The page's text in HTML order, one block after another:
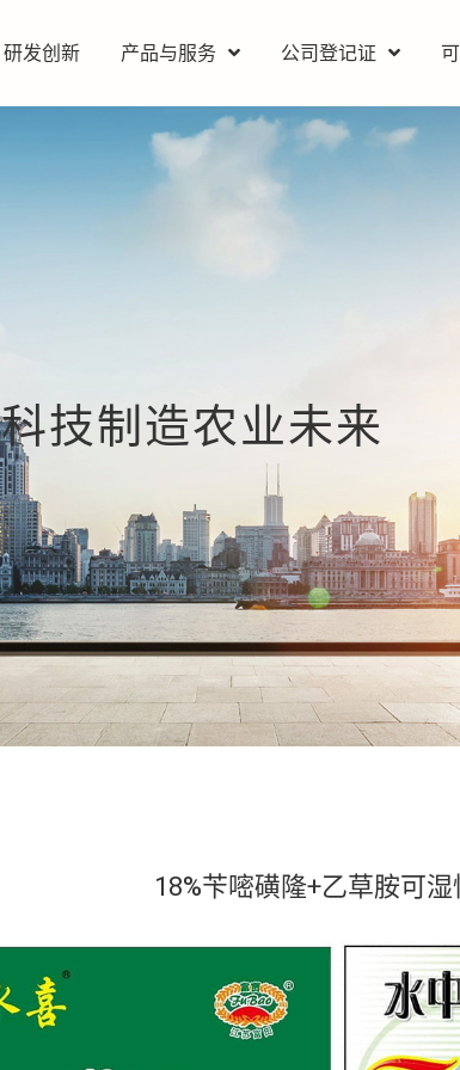
研发创新 产品与服务 公司登记证
科技制造农业未来
18%苄嘧磺隆+乙草胺可